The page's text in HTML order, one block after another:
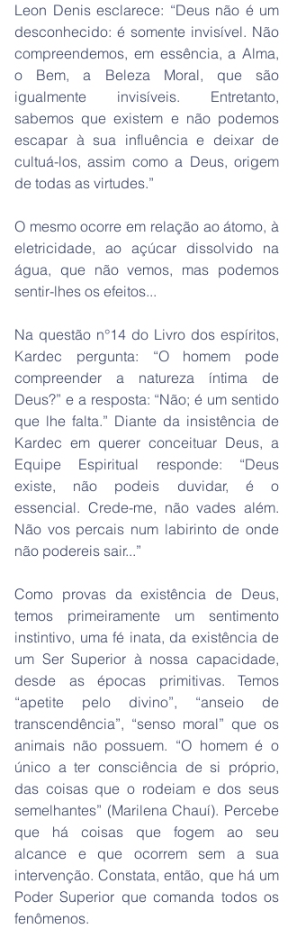
Leon Denis esclarece: “Deus não é um
desconhecido: é somente invisível. Não
compreendemos, em essência, a Alma,
o Bem, a Beleza Moral, que são
igualmente invisíveis. Entretanto,
sabemos que existem e não podemos
escapar à sua influência e deixar de
cultuá-los, assim como a Deus, origem
de todas as virtudes.”
O mesmo ocorre em relação ao átomo, à
eletricidade, ao açúcar dissolvido na
água, que não vemos, mas podemos
sentir-lhes os efeitos...
Na questão n°14 do Livro dos espíritos,
Kardec pergunta: “O homem pode
compreender a natureza íntima de
Deus?” e a resposta: “Não; é um sentido
que lhe falta.” Diante da insistência de
Kardec em querer conceituar Deus, a
Equipe Espiritual responde: “Deus
existe, não podeis duvidar, é o
essencial. Crede-me, não vades além.
Não vos percais num labirinto de onde
não podereis sair...”
Como provas da existência de Deus,
temos primeiramente um sentimento
instintivo, uma fé inata, da existência de
um Ser Superior à nossa capacidade,
desde as épocas primitivas. Temos
“apetite pelo divino”, “anseio de
transcendência”, “senso moral” que os
animais não possuem. “O homem é o
único a ter consciência de si próprio,
das coisas que o rodeiam e dos seus
semelhantes” (Marilena Chauí). Percebe
que há coisas que fogem ao seu
alcance e que ocorrem sem a sua
intervenção. Constata, então, que há um
Poder Superior que comanda todos os
fenômenos.